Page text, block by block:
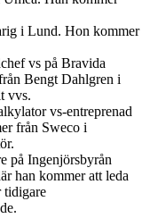
i Lund. Hon kommer
vs på Bravida
Bengt Dahlgren i
vvs.
vs-entreprenad
från Sweco i
på Ingenjörsbyrån
han kommer att leda
tidigare